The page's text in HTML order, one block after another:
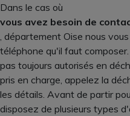
Dans le cas où
vous avez besoin de
, département Oise nous
téléphone qu'il faut
pas toujours autorisés en
pris en charge, appelez la
les détails. Avant de partir
disposez de plusieurs types